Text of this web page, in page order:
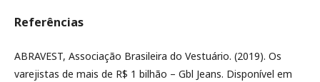
Referências
ABRAVEST, Associação Brasileira do Vestuário. (2019). Os
varejistas de mais de R$ 1 bilhão – Gbl Jeans. Disponível em